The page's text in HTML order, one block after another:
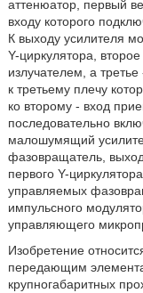
аттенюатор, первый
входу которого
К выходу усилителя
Y-циркулятора,
излучателем, а
к третьему плечу
ко второму - вход
последовательно
малошумящий
фазовращатель,
первого Y-
управляемых
импульсного
управляющего
Изобретение
передающим
крупногабаритных